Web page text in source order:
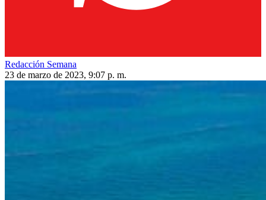
Redacción Semana
23 de marzo de 2023, 9:07 p. m.